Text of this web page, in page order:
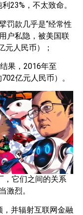
23%，不太致命。
罚款几乎是“经常性
户私隐，被美国联
元人民币）；
果，2016年至
亿元人民币）。
，它们之间的关系
激烈。
并辐射互联网金融